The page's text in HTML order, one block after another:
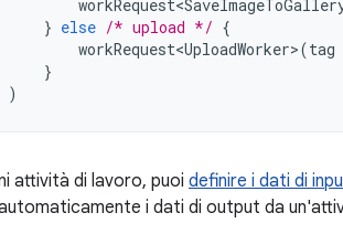
} else /* upload */ {
workRequest<UploadWorker>(tag
}
)
attività di lavoro, puoi definire i dati di
i dati di output da